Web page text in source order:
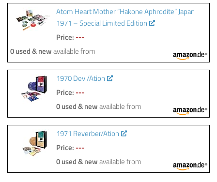
Atom Heart Mother “Hakone Aphrodite” Japan
1971 – Special Limited Edition
Price: ---
0 used & newavailable from
1970 Devi/Ation
Price: ---
0 used & newavailable from
1971 Reverber/Ation
Price: ---
0 used & newavailable from